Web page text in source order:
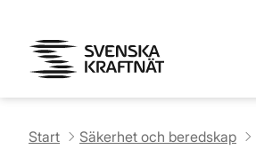
Start Säkerhet och beredskap